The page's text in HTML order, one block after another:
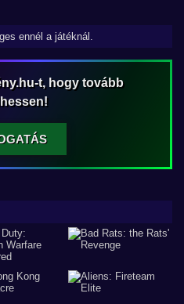
ennél a játéknál.
t, hogy tovább